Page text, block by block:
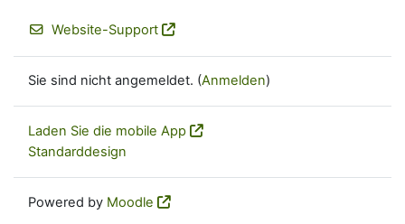
Website-Support
Sie sind nicht angemeldet. (Anmelden)
Laden Sie die mobile App
Standarddesign
Powered by Moodle